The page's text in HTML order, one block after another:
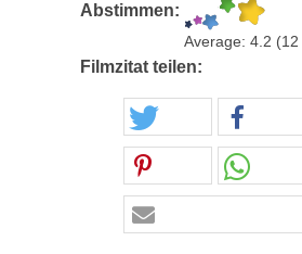
Abstimmen:
Average: 4.2 (12
Filmzitat teilen: